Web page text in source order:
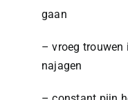
gaan
– vroeg trouwen
najagen